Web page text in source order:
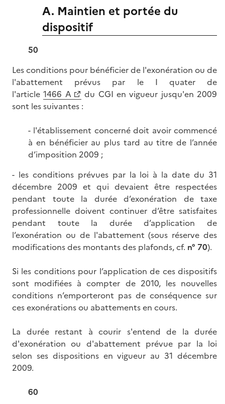
A. Maintien et portée du
dispositif
50
Les conditions pour bénéficier de l'exonération ou de
l'abattement prévus par le I quater de
l'article1466 A
du CGI en vigueur jusqu'en 2009
sont les suivantes :
- l'établissement concerné doit avoir commencé
à en bénéficier au plus tard au titre de l’année
d’imposition 2009 ;
- les conditions prévues par la loi à la date du 31
décembre 2009 et qui devaient être respectées
pendant toute la durée d’exonération de taxe
professionnelle doivent continuer d’être satisfaites
pendant toute la durée d’application de
l’exonération ou de l'abattement (sous réserve des
modifications des montants des plafonds, cf. n° 70).
Si les conditions pour l’application de ces dispositifs
sont modifiées à compter de 2010, les nouvelles
conditions n’emporteront pas de conséquence sur
ces exonérations ou abattements en cours.
La durée restant à courir s'entend de la durée
d'exonération ou d'abattement prévue par la loi
selon ses dispositions en vigueur au 31 décembre
2009.
60